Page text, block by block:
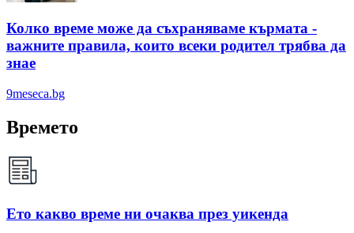
Колко време може да съхраняваме кърмата -
важните правила, които всеки родител трябва да
знае
9meseca.bg
Времето
Ето какво време ни очаква през уикенда